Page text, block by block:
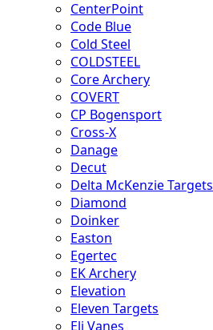
CenterPoint
Code Blue
Cold Steel
COLDSTEEL
Core Archery
COVERT
CP Bogensport
Cross-X
Danage
Decut
Delta McKenzie Targets
Diamond
Doinker
Easton
Egertec
EK Archery
Elevation
Eleven Targets
Eli Vanes